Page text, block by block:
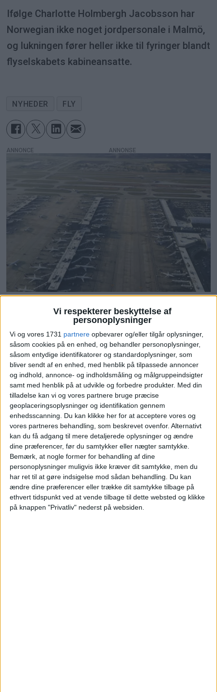
Vi respekterer beskyttelse af
personoplysninger
Vi og vores 1731 partnere opbevarer og/eller tilgår oplysninger,
såsom cookies på en enhed, og behandler personoplysninger,
såsom entydige identifikatorer og standardoplysninger, som
bliver sendt af en enhed, med henblik på tilpassede annoncer
og indhold, annonce- og indholdsmåling og målgruppeindsigter
samt med henblik på at udvikle og forbedre produkter. Med din
tilladelse kan vi og vores partnere bruge præcise
geoplaceringsoplysninger og identifikation gennem
enhedsscanning. Du kan klikke her for at acceptere vores og
vores partneres behandling, som beskrevet ovenfor. Alternativt
kan du få adgang til mere detaljerede oplysninger og ændre
dine præferencer, før du samtykker eller nægter samtykke.
Bemærk, at nogle former for behandling af dine
personoplysninger muligvis ikke kræver dit samtykke, men du
har ret til at gøre indsigelse mod sådan behandling.
Du kan
ændre dine præferencer eller trække dit samtykke tilbage på
ethvert tidspunkt ved at vende tilbage til dette websted og klikke
på knappen "Privatliv" nederst på websiden.
Ifølge Charlotte Holmbergh Jacobsson har
Norwegian ikke noget jordpersonale i Malmö,
og lukningen fører heller ikke til fyringer blandt
flyselskabets kabineansatte.
NYHEDER FLY
ANNONCE
Atlanta er stadig
verdens travleste
lufthavn
Mens Dubai og Tokyo vokser hurtigt, holder
Atlanta fast i førstepladsen blandt verdens
største lufthavne i 2025.
Norwegian kritiserer køerne på
Kastrup - kan flytte trafik til
Billund
SAS var Europas mest punktlige
flyselskab i juli